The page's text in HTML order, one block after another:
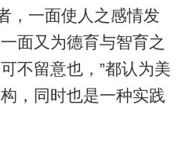
，一面使人之感情发
面又为德育与智育之
不留意也，”都认为美
，同时也是一种实践